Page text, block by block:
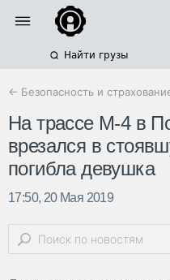
Найти грузы
← Безопасность и
На трассе М-4 в
врезался в
погибла девушка
17:50, 20 Мая 2019